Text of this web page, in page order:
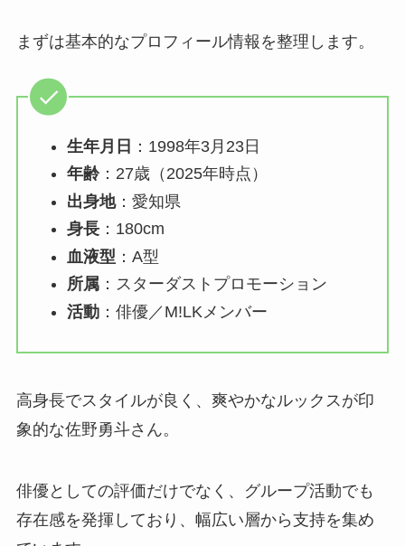
まずは基本的なプロフィール情報を整理します。
生年月日 ：1998年3月23日
年齢：27歳（2025年時点）
出身地：愛知県
身長：180cm
血液型 ：A型
所属：スターダストプロモーション
活動：俳優／M!LKメンバー
高身長でスタイルが良く、爽やかなルックスが印
象的な佐野勇斗さん。
俳優としての評価だけでなく、グループ活動でも
存在感を発揮しており、幅広い層から支持を集め